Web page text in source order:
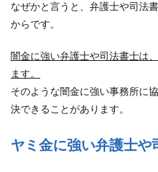
なぜかと言うと、弁護士や司法
からです。
闇金に強い弁護士や司法書士は
ます。
そのような闇金に強い事務所に
決できることがあります。
ヤミ金に強い弁護士や